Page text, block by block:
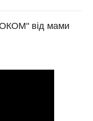
від мами